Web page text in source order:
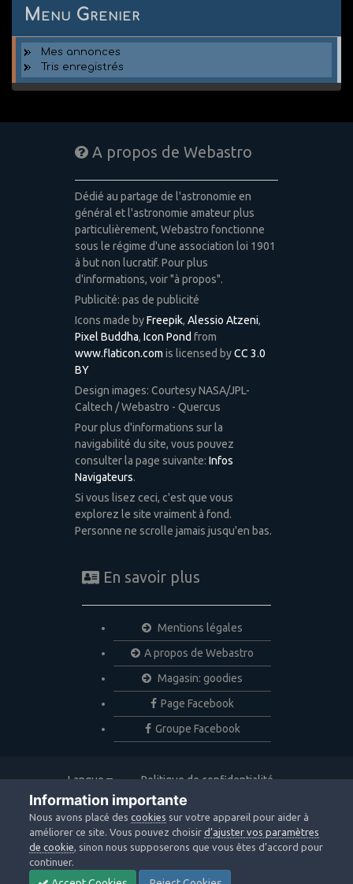
Menu Grenier
Mes annonces
Tris enregistrés
A propos de Webastro
Dédié au partage de l'astronomie en
général et l'astronomie amateur plus
particulièrement, Webastro fonctionne
sous le régime d'une association loi 1901
à but non lucratif. Pour plus
d'informations, voir "à propos".
Publicité: pas de publicité
Icons made byFreepik, Alessio Atzeni,
Pixel Buddha, Icon Pond from
www.flaticon.com is licensed byCC 3.0
BY
Design images: Courtesy NASA/JPL-
Caltech / Webastro - Quercus
Pour plus d'informations sur la
navigabilité du site, vous pouvez
consulter la page suivante: Infos
Navigateurs.
Si vous lisez ceci, c'est que vous
explorez le site vraiment à fond.
Personne ne scrolle jamais jusqu'en bas.
En savoir plus
Mentions légales
A propos de Webastro
Magasin: goodies
Page Facebook
Groupe Facebook
Langue
Politique de confidentialité
Nous contacter
Copyright © 2020 Webastro
Powered by Invision Community
Information importante
Nous avons placé descookies sur votre appareil pour aider à
améliorer ce site. Vous pouvez choisird’ajuster vos paramètres
de cookie, sinon nous supposerons que vous êtes d’accord pour
continuer.